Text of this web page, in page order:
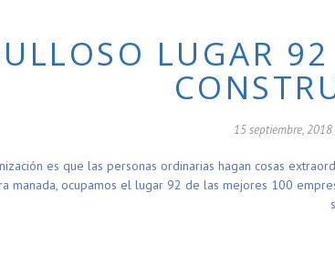
LUGAR
15 septiembre, 2018
es que las personas ordinarias hagan cosas
manada, ocupamos el lugar 92 de las mejores 100